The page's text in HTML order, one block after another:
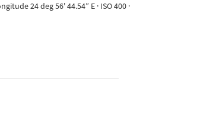
24 deg 56' 44.54” E · ISO 400 ·